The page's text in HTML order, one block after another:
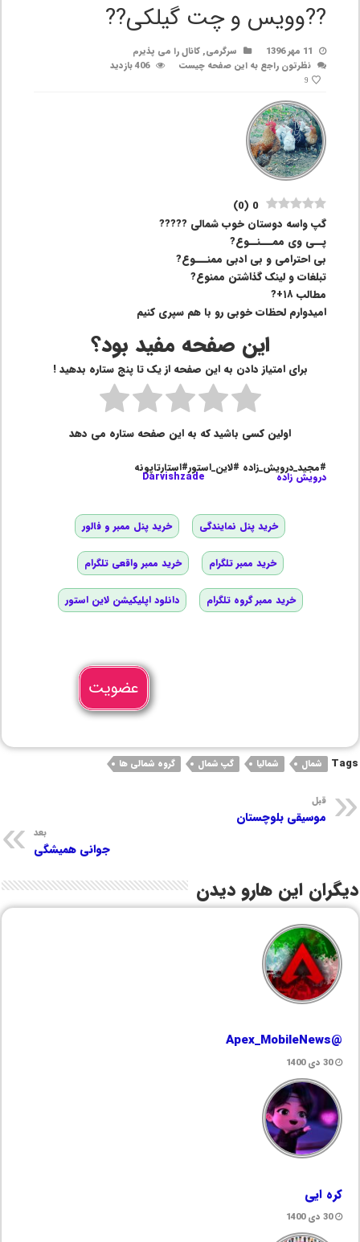
??وویس و چت گیلکی??
11 مهر 1396 سرگرمی,کانال را می پذیرم
نظرتون راجع به این صفحه چیست
406 بازدید
9
0
(
0
)
گپ واسه دوستان خوب شمالی ?????
پــی وی ممـــنــوع?
بی احترامی و بی ادبی ممنـــوع?
تبلغات و لینک گذاشتن ممنوع?
مطالب ۱۸+?
امیدوارم لحظات خوبی رو با هم سپری کنیم
این صفحه مفید بود؟
برای امتیاز دادن به این صفحه از یک تا پنج ستاره بدهید !
اولین کسی باشید که به این صفحه ستاره می دهد
#مجید_درویش_زاده #لاین_استور#استارتاپونه
درویش زاده Darvishzade
خرید پنل نمایندگی خرید پنل ممبر و فالور
خرید ممبر تلگرام خرید ممبر واقعی تلگرام
خرید ممبر گروه تلگرام دانلود اپلیکیشن لاین استور
عضویت
Tags شمال شمالیا گپ شمال گروه شمالی ها
قبل
موسیقی بلوچستان
بعد
جوانی همیشگی
دیگران این هارو دیدن
@Apex_MobileNews
30 دی 1400
کره ایی
30 دی 1400